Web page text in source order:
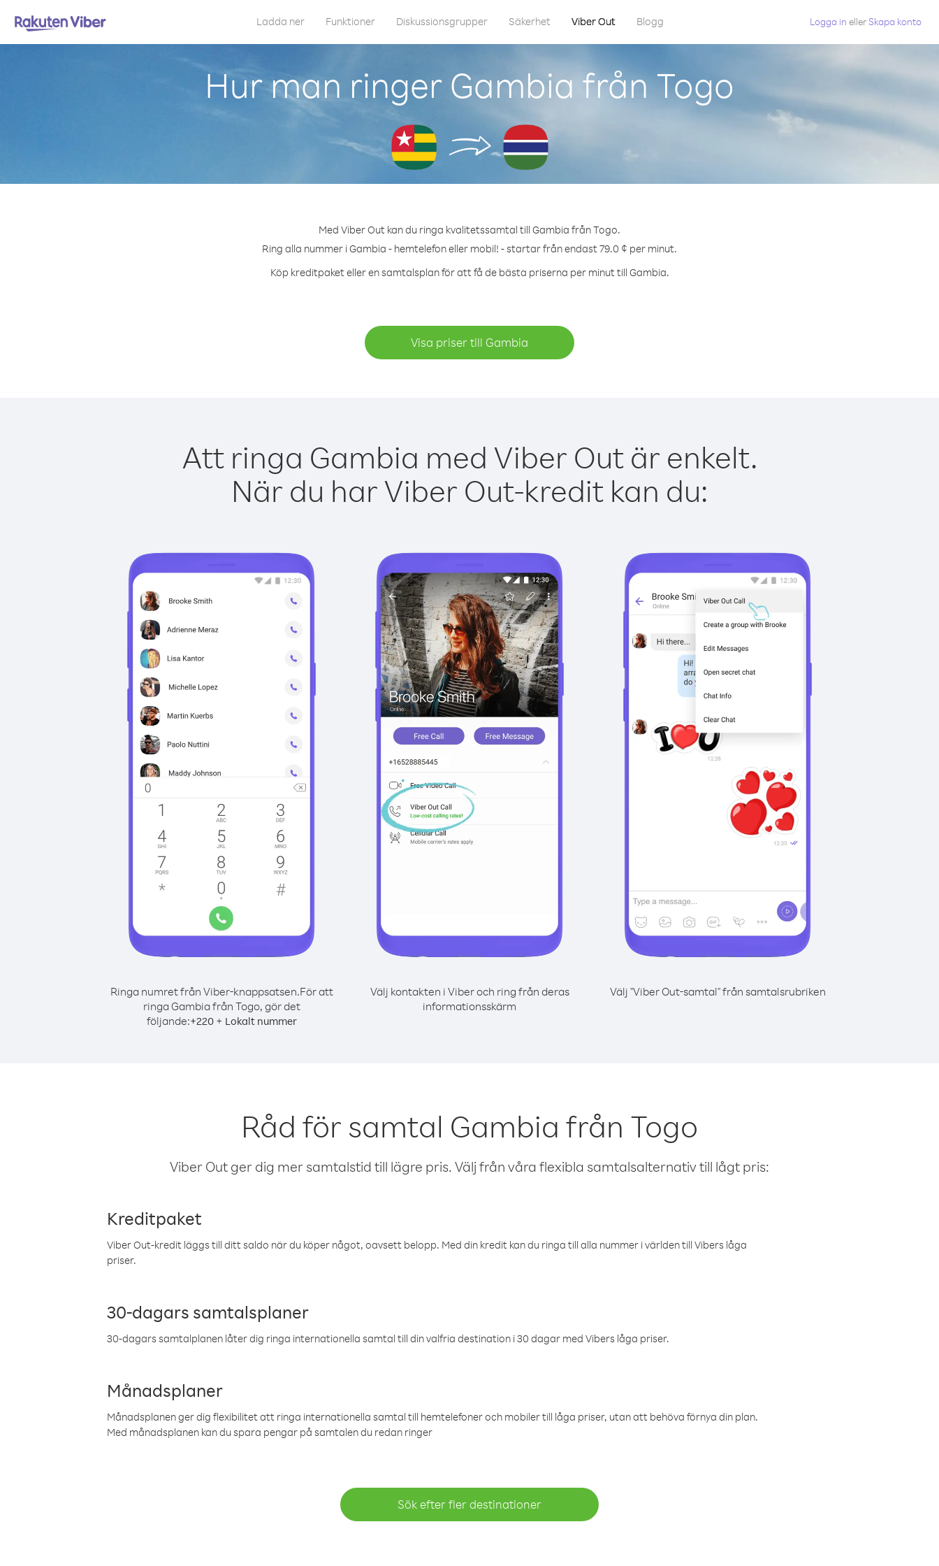
Ladda ner Funktioner Diskussionsgrupper Säkerhet Viber Out Blogg Logga in eller Skapa konto
Hur man ringer Gambia från Togo
Med Viber Out kan du ringa kvalitetssamtal till Gambia från Togo.
Ring alla nummer i Gambia - hemtelefon eller mobil! - startar från endast 79.0 ¢ per minut.
Köp kreditpaket eller en samtalsplan för att få de bästa priserna per minut till Gambia.
Visa priser till Gambia
Att ringa Gambia med Viber Out är enkelt.
När du har Viber Out-kredit kan du:
Ringa numret från Viber-knappsatsen.För att
ringa Gambia från Togo, gör det
följande:+220+ Lokalt nummer
Välj kontakten i Viber och ring från deras
informationsskärm
Välj "Viber Out-samtal" från samtalsrubriken
Råd för samtal Gambia från Togo
Viber Out ger dig mer samtalstid till lägre pris. Välj från våra flexibla samtalsalternativ till lågt pris:
Kreditpaket
Viber Out-kredit läggs till ditt saldo när du köper något, oavsett belopp. Med din kredit kan du ringa till alla nummer i världen till Vibers låga
priser.
30-dagars samtalsplaner
30-dagars samtalplanen låter dig ringa internationella samtal till din valfria destination i 30 dagar med Vibers låga priser.
Månadsplaner
Månadsplanen ger dig flexibilitet att ringa internationella samtal till hemtelefoner och mobiler till låga priser, utan att behöva förnya din plan.
Med månadsplanen kan du spara pengar på samtalen du redan ringer
Sök efter fler destinationer